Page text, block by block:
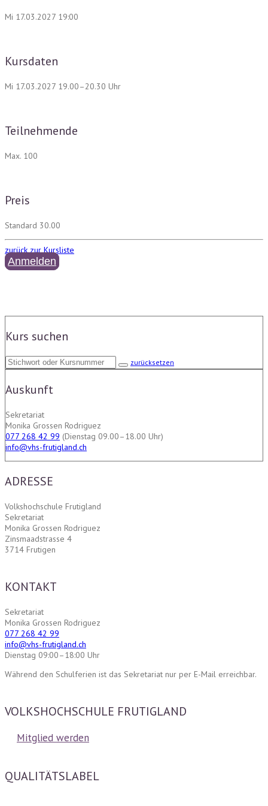
Mi 17.03.2027 19:00
Kursdaten
Mi 17.03.2027 19.00–20.30 Uhr
Teilnehmende
Max. 100
Preis
Standard 30.00
zurück zur Kursliste
Anmelden
Kurs suchen
zurücksetzen
Auskunft
Sekretariat
Monika Grossen Rodriguez
077 268 42 99 (Dienstag 09.00–18.00 Uhr)
info@vhs-frutigland.ch
ADRESSE
Volkshochschule Frutigland
Sekretariat
Monika Grossen Rodriguez
Zinsmaadstrasse 4
3714 Frutigen
KONTAKT
Sekretariat
Monika Grossen Rodriguez
077 268 42 99
info@vhs-frutigland.ch
Dienstag 09:00–18:00 Uhr
Während den Schulferien ist das Sekretariat nur per E-Mail erreichbar.
VOLKSHOCHSCHULE FRUTIGLAND
Mitglied werden
QUALITÄTSLABEL